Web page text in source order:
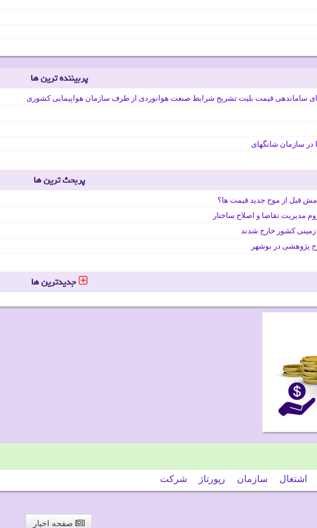
پربیننده ترین ها
ساماندهی قیمت بلیت تشریح شرایط صنعت هوانوردی از طرف سازمان هواپیمایی کشوری
در سازمان شانگهای
پربحث ترین ها
قبل از موج جدید قیمت ها؟
پژوهشی در بوشهر
جدیدترین ها
اشتغال سازمان رپورتاژ شركت
صفحه اخبار